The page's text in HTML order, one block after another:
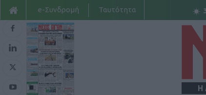
e-Συνδρομή Ταυτότητα
Η